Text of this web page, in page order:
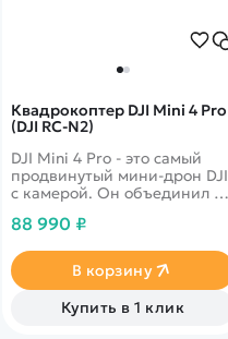
Квадрокоптер DJI Mini 4 Pro
(DJI RC-N2)
DJI Mini 4 Pro - это самый
продвинутый мини-дрон DJI
с камерой. Он объединил в
систему, технологию
по всем направлениям,
функцию отслеживания
ActiveTrack 360° с
обновленным режимом Trace
88 990 ₽
В корзину
Купить в 1 клик